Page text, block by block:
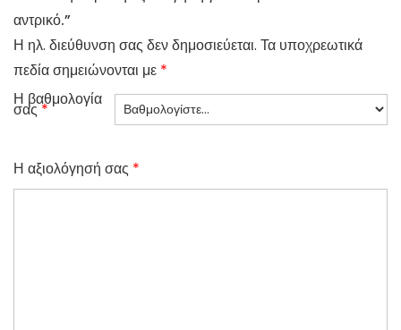
αντρικό.”
Η ηλ. διεύθυνση σας δεν δημοσιεύεται. Τα υποχρεωτικά
πεδία σημειώνονται με *
Η βαθμολογία
σας*
Η αξιολόγησή σας *